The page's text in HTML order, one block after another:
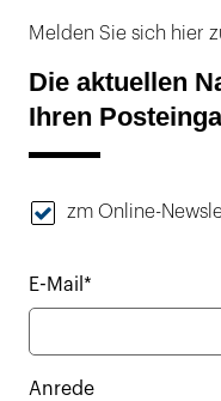
Melden Sie sich hier
Die aktuellen
Ihren
zm Online-
E-Mail*
Anrede